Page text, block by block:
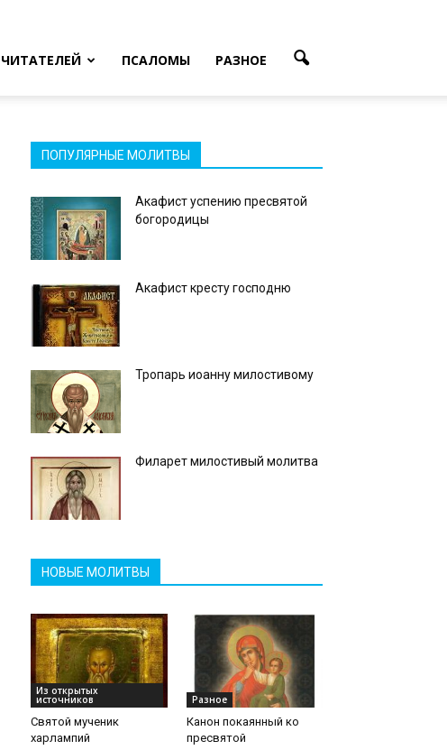
ПСАЛОМЫ РАЗНОЕ
ПОПУЛЯРНЫЕ МОЛИТВЫ
Акафист успению пресвятой
богородицы
Акафист кресту господню
Тропарь иоанну милостивому
Филарет милостивый молитва
НОВЫЕ МОЛИТВЫ
Из открытых
источников
Святой мученик
харлампий
Разное
Канон покаянный ко
пресвятой